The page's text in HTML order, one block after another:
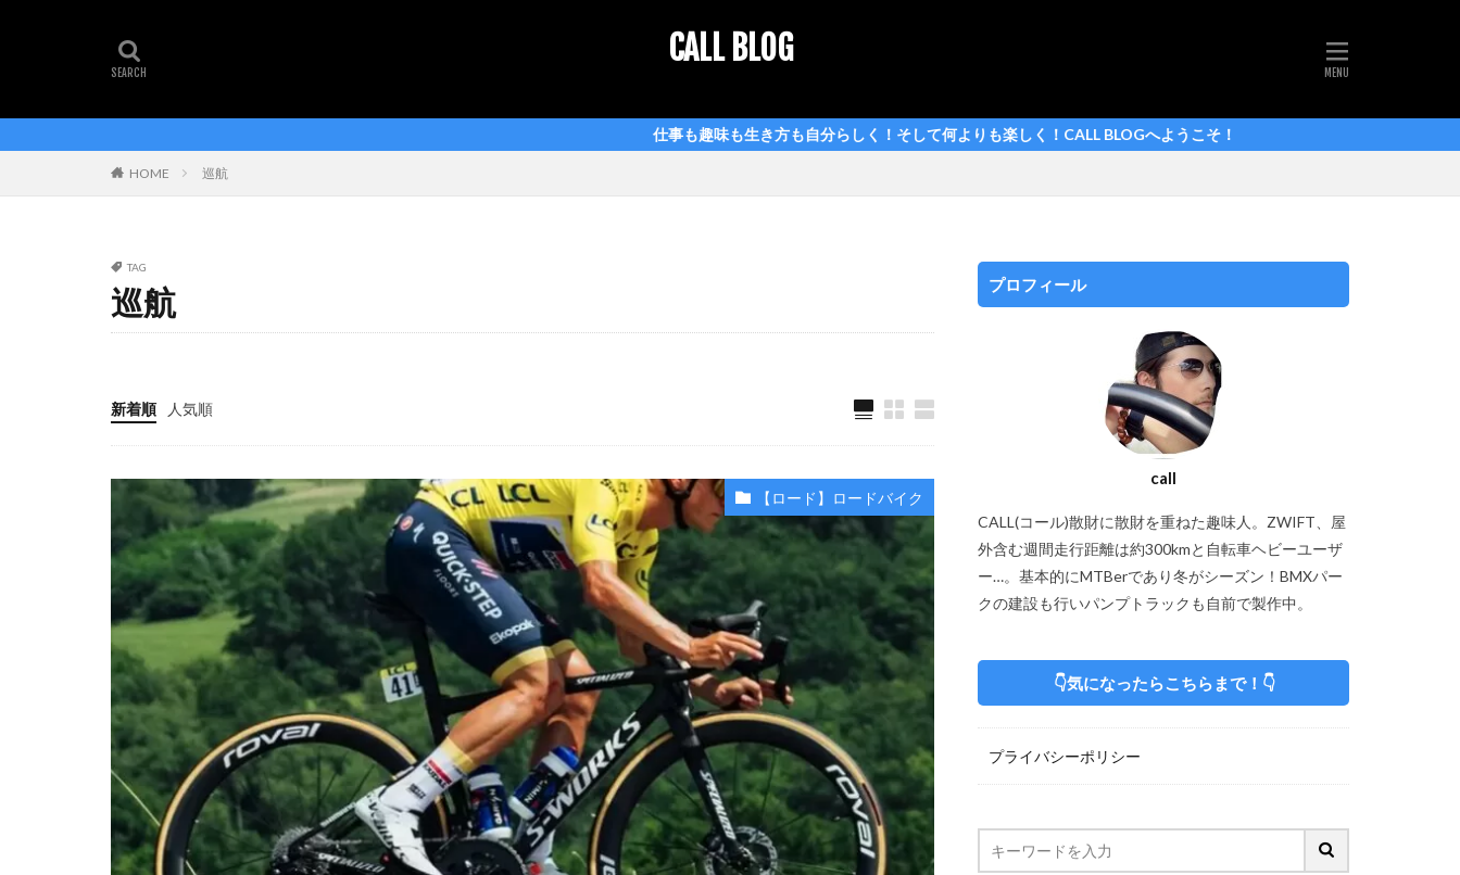
CALL BLOG
仕事も趣味も生き方も自分らしく！そして何よりも楽しく！CALL BLOGへようこそ！
HOME 巡航
TAG
巡航
新着順 人気順
【ロード】ロードバイク
プロフィール
call
CALL(コール)散財に散財を重ねた趣味人。ZWIFT、屋
外含む週間走行距離は約300kmと自転車ヘビーユーザ
ー…。基本的にMTBerであり冬がシーズン！BMXパー
クの建設も行いパンプトラックも自前で製作中。
👇気になったらこちらまで！👇
プライバシーポリシー
y1rs
エアロロード キャニオン エアロード コルナゴ コルナゴ colnago
シマノ
ジロ・デ・イタリア2025
スペシャライズド タディ・ポガチャル
タディ・ポガチャル tadej pogačar